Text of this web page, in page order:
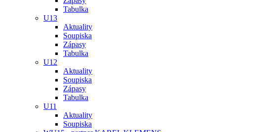
Tabulka
U13
Aktuality
Soupiska
Zápasy
Tabulka
U12
Aktuality
Soupiska
Zápasy
Tabulka
U11
Aktuality
Soupiska